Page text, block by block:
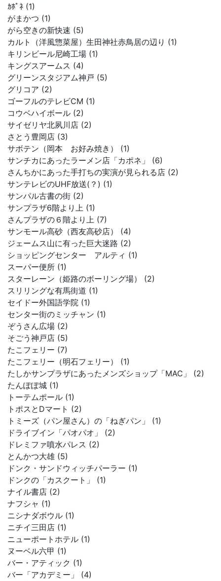
ｶﾎﾟﾈ (1)
がまかつ (1)
がら空きの新快速 (5)
カルト（洋風惣菜屋）生田神社赤鳥居の辺り (1)
キリンビール尼崎工場 (1)
キングスアームス (4)
グリーンスタジアム神戸 (5)
グリコア (2)
ゴーフルのテレビCM (1)
コウベハイボール (2)
サイゼリヤ北夙川店 (2)
さとう豊岡店 (3)
サボテン（岡本 お好み焼き） (1)
サンチカにあったラーメン店「カポネ」 (6)
さんちかにあった手打ちの実演が見られる店 (2)
サンテレビのUHF放送(？) (1)
サンパル古書の街 (2)
サンプラザ6階より上 (1)
さんプラザの６階より上 (7)
サンモール高砂（西友高砂店） (4)
ジェームス山に有った巨大迷路 (2)
ショッピングセンター アルティ (1)
スーパー便所 (1)
スターレーン（姫路のボーリング場） (2)
スリリングな有馬街道 (1)
セイドー外国語学院 (1)
センター街のミッチャン (1)
ぞうさん広場 (2)
そごう神戸店 (5)
たこフェリー (7)
たこフェリー（明石フェリー） (1)
たしかサンプラザにあったメンズショップ「MAC」 (2)
たんぽぽ城 (1)
トーテムポール (1)
トポスとDマート (2)
トミーズ（パン屋さん）の「ねぎパン」 (1)
ドライブイン「パオパオ」 (2)
ドレミファ噴水パレス (2)
とんかつ大雄 (5)
ドンク・サンドウィッチパーラー (1)
ドンクの「カスクート」 (1)
ナイル書店 (2)
ナフシャ (1)
ニシナダボウル (1)
ニチイ三田店 (1)
ニューポートホテル (1)
ヌーベル六甲 (1)
バー・アティック (1)
バー「アカデミー」 (4)